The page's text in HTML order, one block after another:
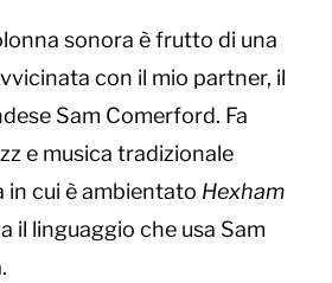
sonora è frutto di una
con il mio partner, il
Sam Comerford. Fa
e musica tradizionale
in cui è ambientato Hexham
il linguaggio che usa Sam